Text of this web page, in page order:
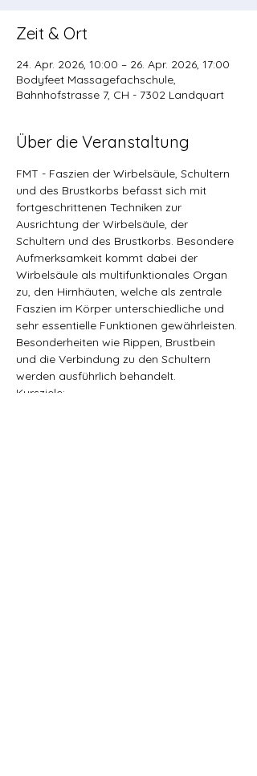
Zeit & Ort
24. Apr. 2026, 10:00 – 26. Apr. 2026, 17:00
Bodyfeet Massagefachschule,
Bahnhofstrasse 7, CH - 7302 Landquart
Über die Veranstaltung
FMT - Faszien der Wirbelsäule, Schultern
und des Brustkorbs befasst sich mit
fortgeschrittenen Techniken zur
Ausrichtung der Wirbelsäule, der
Schultern und des Brustkorbs. Besondere
Aufmerksamkeit kommt dabei der
Wirbelsäule als multifunktionales Organ
zu, den Hirnhäuten, welche als zentrale
Faszien im Körper unterschiedliche und
sehr essentielle Funktionen gewährleisten.
Besonderheiten wie Rippen, Brustbein
und die Verbindung zu den Schultern
werden ausführlich behandelt.
Kursziele: